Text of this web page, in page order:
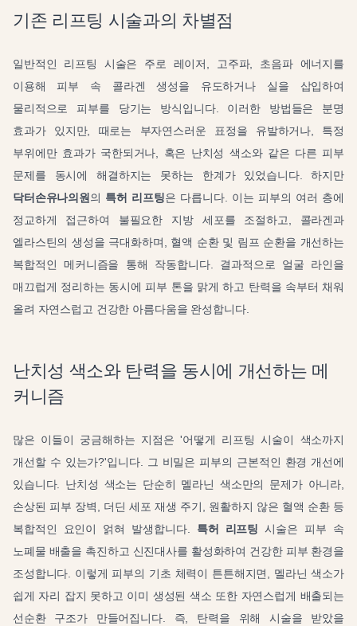
기존 리프팅 시술과의 차별점
일반적인 리프팅 시술은 주로 레이저, 고주파, 초음파 에너지를
이용해 피부 속 콜라겐 생성을 유도하거나 실을 삽입하여
물리적으로 피부를 당기는 방식입니다. 이러한 방법들은 분명
효과가 있지만, 때로는 부자연스러운 표정을 유발하거나, 특정
부위에만 효과가 국한되거나, 혹은 난치성 색소와 같은 다른 피부
문제를 동시에 해결하지는 못하는 한계가 있었습니다. 하지만
닥터손유나의원의 특허 리프팅은 다릅니다. 이는 피부의 여러 층에
정교하게 접근하여 불필요한 지방 세포를 조절하고, 콜라겐과
엘라스틴의 생성을 극대화하며, 혈액 순환 및 림프 순환을 개선하는
복합적인 메커니즘을 통해 작동합니다. 결과적으로 얼굴 라인을
매끄럽게 정리하는 동시에 피부 톤을 맑게 하고 탄력을 속부터 채워
올려 자연스럽고 건강한 아름다움을 완성합니다.
난치성 색소와 탄력을 동시에 개선하는 메
커니즘
많은 이들이 궁금해하는 지점은 '어떻게 리프팅 시술이 색소까지
개선할 수 있는가?'입니다. 그 비밀은 피부의 근본적인 환경 개선에
있습니다. 난치성 색소는 단순히 멜라닌 색소만의 문제가 아니라,
손상된 피부 장벽, 더딘 세포 재생 주기, 원활하지 않은 혈액 순환 등
복합적인 요인이 얽혀 발생합니다. 특허 리프팅 시술은 피부 속
노폐물 배출을 촉진하고 신진대사를 활성화하여 건강한 피부 환경을
조성합니다. 이렇게 피부의 기초 체력이 튼튼해지면, 멜라닌 색소가
쉽게 자리 잡지 못하고 이미 생성된 색소 또한 자연스럽게 배출되는
선순환 구조가 만들어집니다. 즉, 탄력을 위해 시술을 받았을